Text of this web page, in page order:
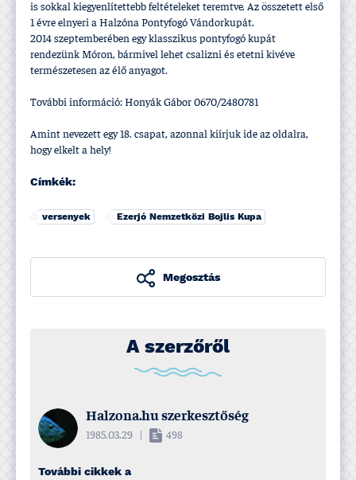
is sokkal kiegyenlí­tettebb feltételeket teremtve. Az összetett első
1 évre elnyeri a Halzóna Pontyfogó Vándorkupát.
2014 szeptemberében egy klasszikus pontyfogó kupát
rendezünk Móron, bármivel lehet csalizni és etetni kivéve
természetesen az élő anyagot.
További információ: Honyák Gábor 0670/2480781
Amint nevezett egy 18. csapat, azonnal kií­rjuk ide az oldalra,
hogy elkelt a hely!
Címkék:
versenyek Ezerjó Nemzetközi Bojlis Kupa
Megosztás
A szerzőről
Halzona.hu szerkesztőség
1985.03.29 498
További cikkek a